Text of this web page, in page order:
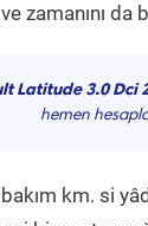
zamanını
Latitude 3.0 Dci
hemen
km. si